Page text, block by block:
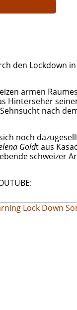
den Lockdown
armen
Hinterseher
nach
noch
Goldt aus
schweizer